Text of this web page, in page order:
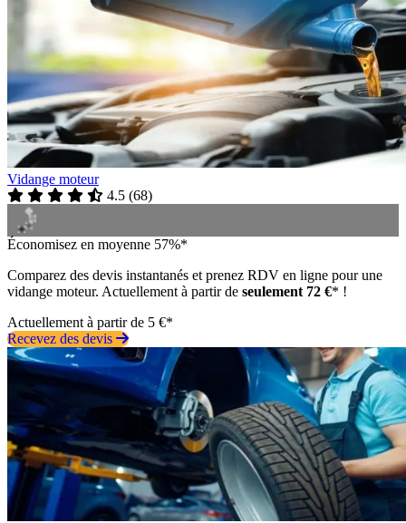
Vidange moteur
4.5 (68)
Économisez en moyenne 57%*
Comparez des devis instantanés et prenez RDV en ligne pour une
vidange moteur. Actuellement à partir de seulement 72 €* !
Actuellement à partir de 5 €*
Recevez des devis